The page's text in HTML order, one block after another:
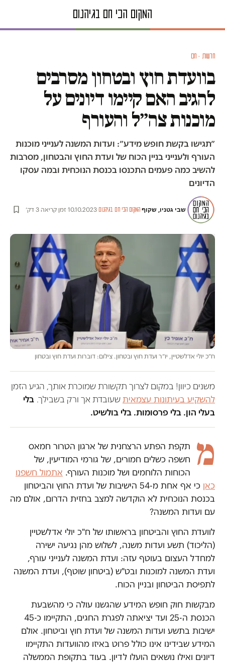
חדשות · חם
בוועדת חוץ ובטחון מסרבים
להגיב האם קיימו דיונים על
מוכנות צה״ל והעורף
״תגישו בקשת חופש מידע״: ועדות המשנה לענייני מוכנות
העורף ולענייני בניין הכוח של ועדת החוץ והבטחון, מסרבות
להשיב כמה פעמים התכנסו בכנסת הנוכחית ובמה עסקו
הדיונים
שבי גטניו, שקוף·המקום הכי חם בגיהנום·
10.10.2023
·זמן קריאה 3 דק׳
ח״כ יולי אדלשטיין, יו״ר ועדת חוץ ובטחון. צילום: דוברות ועדת חוץ ובטחון
משנים כיוון! במקום לצרוך תקשורת שמוכרת אותך, הגיע הזמן
להשקיע בעיתונות עצמאיתשעובדת אך ורק בשבילך. בלי
בעלי הון. בלי פרסומות. בלי בולשיט.
מ
תקפת הפתע הרצחנית של ארגון הטרור חמאס
חשפה כשלים חמורים, של גורמי המודיעין, של
הכוחות הלוחמים ושל מוכנות העורף. אתמול חשפנו
כאן
כי אף אחת מ-54 הישיבות של ועדת החוץ והביטחון
בכנסת הנוכחית לא הוקדשה למצב בחזית הדרום, אולם מה
עם ועדות המשנה?
לוועדת החוץ והביטחון בראשותו של ח"כ יולי אדלשטיין
(הליכוד) תשע ועדות משנה, לשלוש מהן נגיעה ישירה
למחדל העצום בעוטף עזה: ועדת המשנה לענייני עורף,
ועדת המשנה למוכנות ובט"ש (ביטחון שוטף), ועדת המשנה
לתפיסת הביטחון ובניין הכוח.
מבקשות חוק חופש המידע שהגשנו עולה כי מהשבעת
הכנסת ה-25 ועד יציאתה לפגרת החגים, התקיימו כ-45
ישיבות בתשע ועדות המשנה של ועדת חוץ וביטחון. אולם
המידע שבידינו אינו כולל פרוט באיזו מהוועדות התקיימו
דיונים ואילו נושאים הועלו לדיון. בעוד בתקופת הממשלה